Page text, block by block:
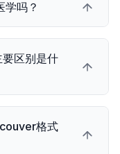
吗？
区别是什
格式